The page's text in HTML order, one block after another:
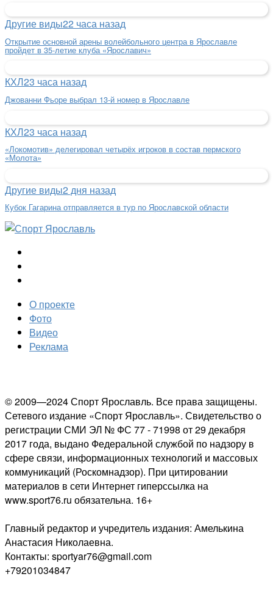
Другие виды22 часа назад
Открытие основной арены волейбольного центра в Ярославле
пройдет в 35-летие клуба «Ярославич»
КХЛ23 часа назад
Джованни Фьоре выбрал 13-й номер в Ярославле
КХЛ23 часа назад
«Локомотив» делегировал четырёх игроков в состав пермского
«Молота»
Другие виды2 дня назад
Кубок Гагарина отправляется в тур по Ярославской области
О проекте
Фото
Видео
Реклама
© 2009—2024 Спорт Ярославль. Все права защищены.
Сетевого издание «Спорт Ярославль». Свидетельство о
регистрации СМИ ЭЛ № ФС 77 - 71998 от 29 декабря
2017 года, выдано Федеральной службой по надзору в
сфере связи, информационных технологий и массовых
коммуникаций (Роскомнадзор). При цитировании
материалов в сети Интернет гиперссылка на
www.sport76.ru обязательна. 16+
Главный редактор и учредитель издания: Амелькина
Анастасия Николаевна.
Контакты: sportyar76@gmail.com
+79201034847